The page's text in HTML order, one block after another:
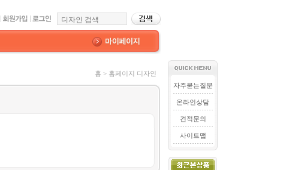
홈 > 홈페이지 디자인
자주묻는질문
온라인상담
견적문의
사이트맵